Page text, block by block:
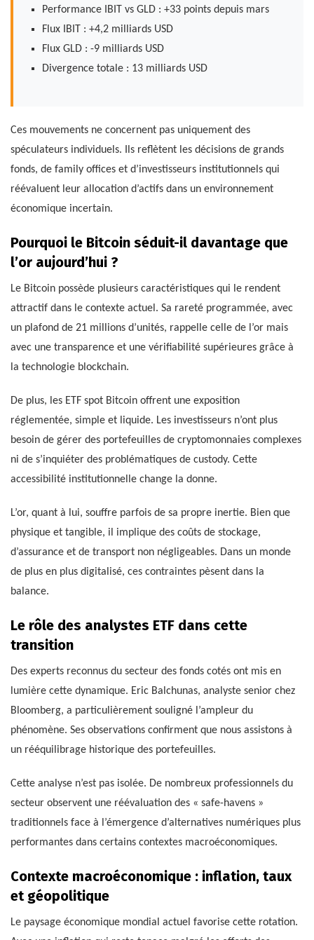
Performance IBIT vs GLD : +33 points depuis mars
Flux IBIT : +4,2 milliards USD
Flux GLD : -9 milliards USD
Divergence totale : 13 milliards USD
Ces mouvements ne concernent pas uniquement des
spéculateurs individuels. Ils reflètent les décisions de grands
fonds, de family offices et d’investisseurs institutionnels qui
réévaluent leur allocation d’actifs dans un environnement
économique incertain.
Pourquoi le Bitcoin séduit-il davantage que
l’or aujourd’hui ?
Le Bitcoin possède plusieurs caractéristiques qui le rendent
attractif dans le contexte actuel. Sa rareté programmée, avec
un plafond de 21 millions d’unités, rappelle celle de l’or mais
avec une transparence et une vérifiabilité supérieures grâce à
la technologie blockchain.
De plus, les ETF spot Bitcoin offrent une exposition
réglementée, simple et liquide. Les investisseurs n’ont plus
besoin de gérer des portefeuilles de cryptomonnaies complexes
ni de s’inquiéter des problématiques de custody. Cette
accessibilité institutionnelle change la donne.
L’or, quant à lui, souffre parfois de sa propre inertie. Bien que
physique et tangible, il implique des coûts de stockage,
d’assurance et de transport non négligeables. Dans un monde
de plus en plus digitalisé, ces contraintes pèsent dans la
balance.
Le rôle des analystes ETF dans cette
transition
Des experts reconnus du secteur des fonds cotés ont mis en
lumière cette dynamique. Eric Balchunas, analyste senior chez
Bloomberg, a particulièrement souligné l’ampleur du
phénomène. Ses observations confirment que nous assistons à
un rééquilibrage historique des portefeuilles.
Cette analyse n’est pas isolée. De nombreux professionnels du
secteur observent une réévaluation des « safe-havens »
traditionnels face à l’émergence d’alternatives numériques plus
performantes dans certains contextes macroéconomiques.
Contexte macroéconomique : inflation, taux
et géopolitique
Le paysage économique mondial actuel favorise cette rotation.